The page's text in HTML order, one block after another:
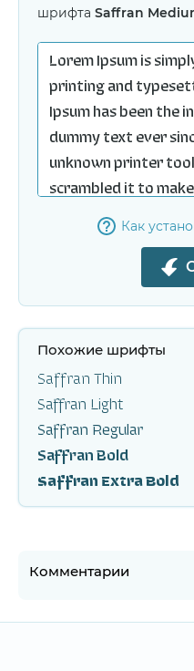
шрифта Saffran
Как
Похожие шрифты
Saffran Thin
Saffran Light
Saffran Regular
Saffran Bold
Saffran Extra Bold
Комментарии